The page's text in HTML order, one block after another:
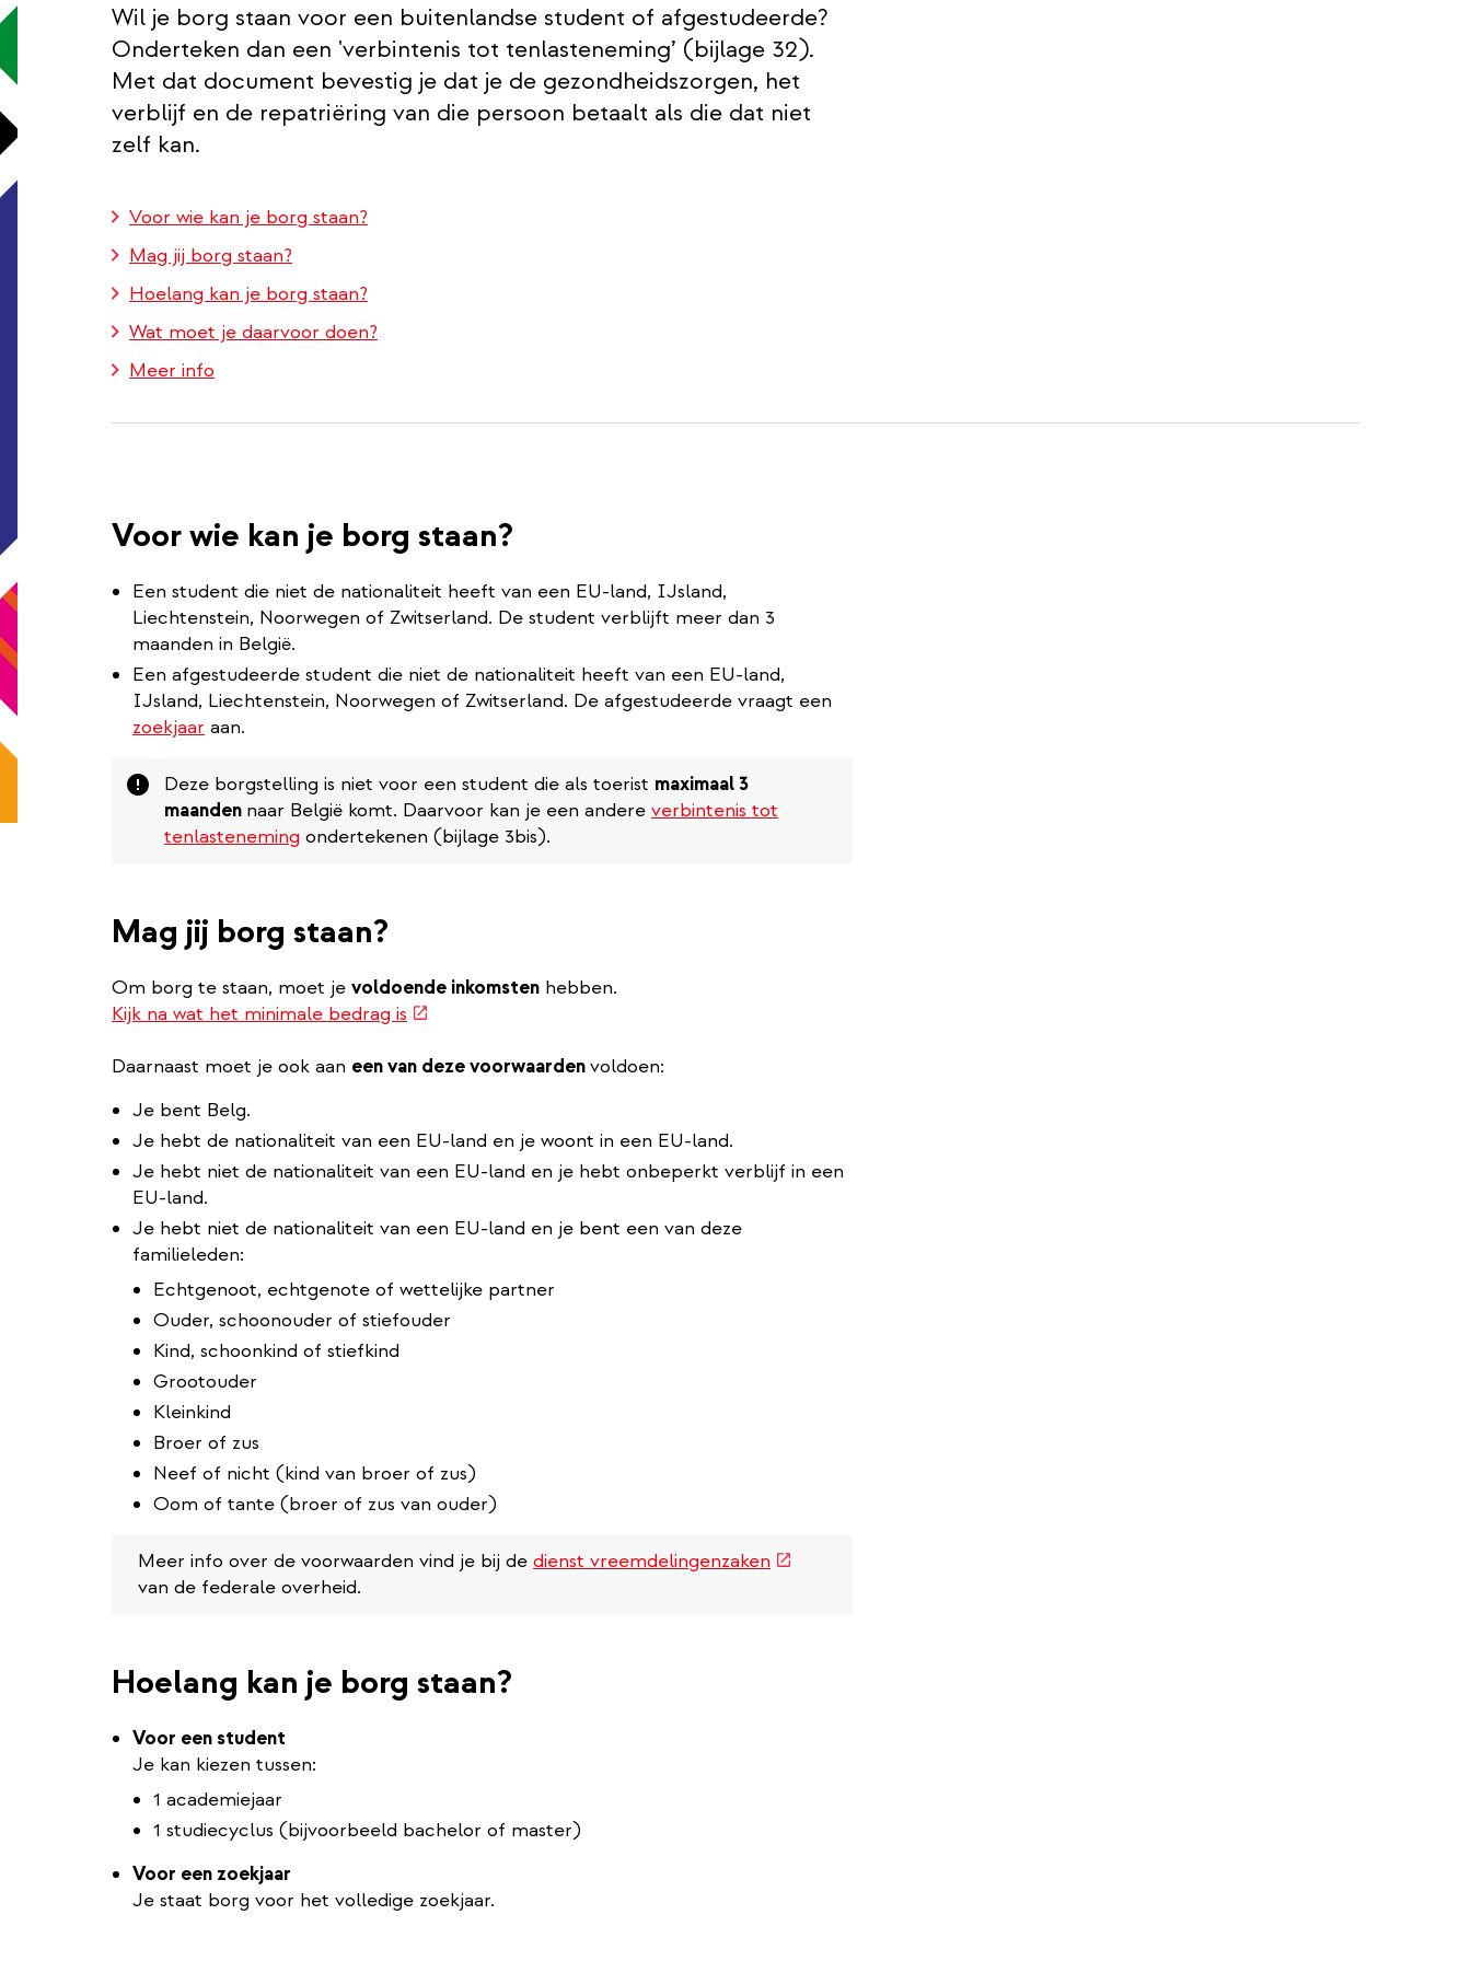
Wil je borg staan voor een buitenlandse student of afgestudeerde?
Onderteken dan een 'verbintenis tot tenlasteneming’ (bijlage 32).
Met dat document bevestig je dat je de gezondheidszorgen, het
verblijf en de repatriëring van die persoon betaalt als die dat niet
zelf kan.
Voor wie kan je borg staan?
Mag jij borg staan?
Hoelang kan je borg staan?
Wat moet je daarvoor doen?
Meer info
Voor wie kan je borg staan?
Een student die niet de nationaliteit heeft van een EU-land, IJsland,
Liechtenstein, Noorwegen of Zwitserland. De student verblijft meer dan 3
maanden in België.
Een afgestudeerde student die niet de nationaliteit heeft van een EU-land,
IJsland, Liechtenstein, Noorwegen of Zwitserland. De afgestudeerde vraagt een
zoekjaar aan.
Attention
Deze borgstelling is niet voor een student die als toerist maximaal 3
maanden naar België komt. Daarvoor kan je een andere verbintenis tot
tenlasteneming ondertekenen (bijlage 3bis).
Mag jij borg staan?
Om borg te staan, moet je voldoende inkomsten hebben.
Kijk na wat het minimale bedrag is (externe
Daarnaast moet je ook aan een van deze voorwaardenvoldoen:
Je bent Belg.
Je hebt de nationaliteit van een EU-land en je woont in een EU-land.
Je hebt niet de nationaliteit van een EU-land en je hebt onbeperkt verblijf in een
EU-land.
Je hebt niet de nationaliteit van een EU-land en je bent een van deze
familieleden:
Echtgenoot, echtgenote of wettelijke partner
Ouder, schoonouder of stiefouder
Kind, schoonkind of stiefkind
Grootouder
Kleinkind
Broer of zus
Neef of nicht (kind van broer of zus)
Oom of tante (broer of zus van ouder)
Meer info over de voorwaarden vind je bij de dienst vreemdelingenzaken (externe
van de federale overheid.
Hoelang kan je borg staan?
Voor een student
Je kan kiezen tussen:
1 academiejaar
1 studiecyclus (bijvoorbeeld bachelor of master)
Voor een zoekjaar
Je staat borg voor het volledige zoekjaar.